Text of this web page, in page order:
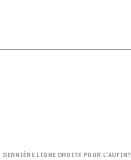
DERNIÈRE LIGNE DROITE POUR L’AUFIN?